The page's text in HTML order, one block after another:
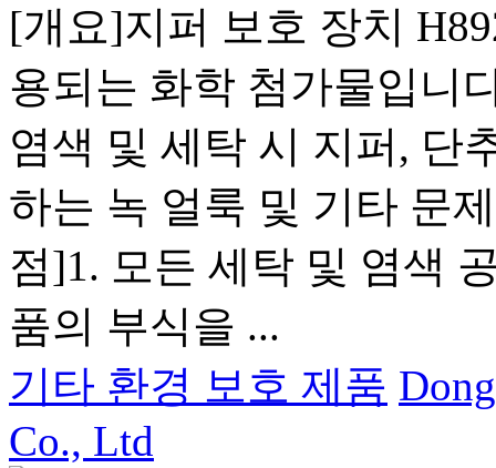
[개요]지퍼 보호 장치
용되는 화학 첨가물입니
염색 및 세탁 시 지퍼, 단
하는 녹 얼룩 및 기타 문
점]1. 모든 세탁 및 염색
품의 부식을 ...
기타 환경 보호 제품
Co., Ltd